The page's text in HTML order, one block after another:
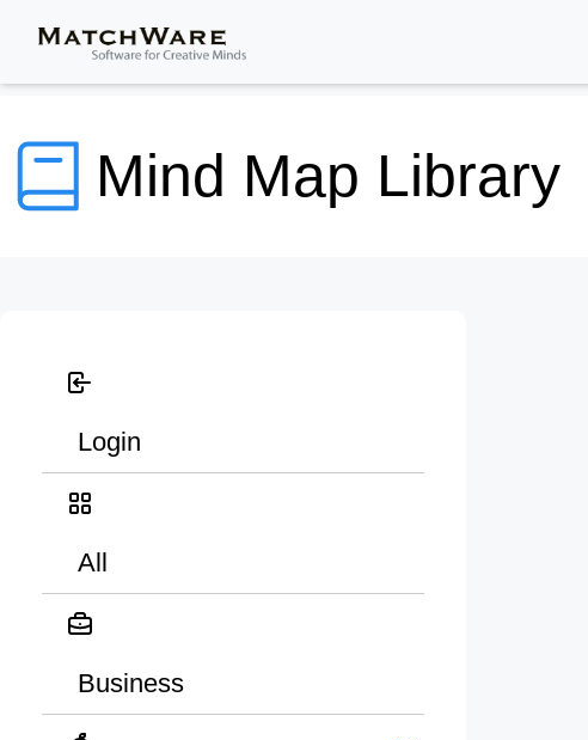
Mind Map Library
Login
All
Business